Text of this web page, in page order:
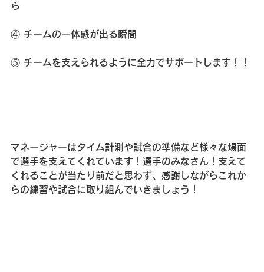
ら
④ チームの一体感が出る瞬間
⑤ チームを支えられるように全力でサポートします！！
マネージャーはタイム計測や試合の準備など様々な場面
で選手を支えてくれています！選手のみなさん！支えて
くれることが当たり前だと思わず、感謝しながらこれか
らの練習や試合に取り組んでいきましょう！